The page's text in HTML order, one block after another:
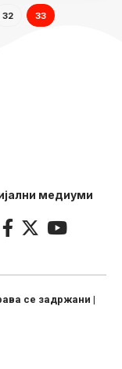
32 33
медиуми
се задржани |